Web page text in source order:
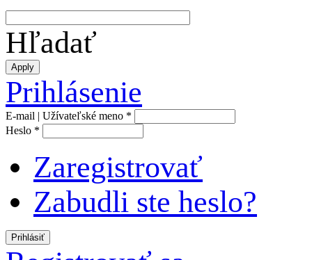
Hľadať
Prihlásenie
E-mail | Užívateľské meno *
Heslo *
Zaregistrovať
Zabudli ste heslo?